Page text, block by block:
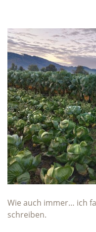
Wie auch immer… ich
schreiben.